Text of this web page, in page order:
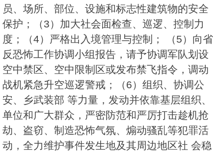
员、场所、部位、设施和标志性建筑物的安全
保护；（3）加大社会面检查、巡逻、控制力
度；（4）严格出入境管理与控制； （5）向省
反恐怖工作协调小组报告，请予协调军队划设
空中禁区、空中限制区或发布禁飞指令，调动
战机紧急升空巡逻警戒；（6）组织、协调公
安、乡武装部 等力量，发动并依靠基层组织、
单位和广大群众，严密防范和严厉打击趁机抢
劫、盗窃、制造恐怖气氛、煽动骚乱等犯罪活
动，全力维护事件发生地及其周边地区社 会稳